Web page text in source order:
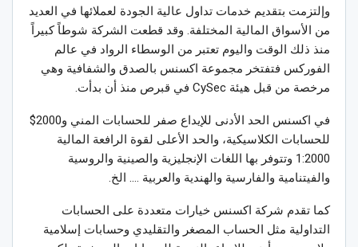
وإلتزمت بتقديم خدمات تداول عالية الجودة لعملائها في العديد
من الأسواق المالية المختلفة. وقد قطعت الشركة شوطاً كبيراً
منذ ذلك الوقت واليوم تعتبر من الوسطاء الرواد في عالم
الفوركس فتفتخر مجموعة اكسنس بالصدق والشفافية وهي
مرخصة من قبل هيئة CySec في قبرص منذ أن بدأت.
في اكسنس الحد الأدنى للإيداع صفر للحسابات المني و2000$
للحسابات الكلاسيكية، والحد الأعلى لقوة الرافعة المالية
1:2000 وتتوفر بها اللغات الإنجليزية والصينية والروسية
والفيتنامية والفارسية والهندية والعربية …. الخ.
كما تقدم شركة اكسنس خيارات متعددة على الحسابات
التداولية مثل الحساب المصغر والتقليدي وحسابات إسلامية